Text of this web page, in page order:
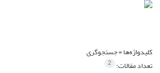
کلیدواژه‌ها =جستجوگری
تعداد مقالات: 2